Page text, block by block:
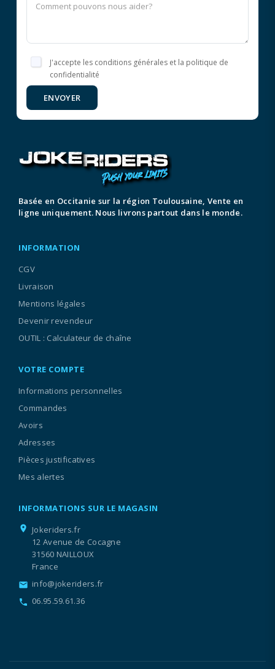
J'accepte les conditions générales et la politique de
confidentialité
ENVOYER
Basée en Occitanie sur la région Toulousaine, Vente en
ligne uniquement. Nous livrons partout dans le monde.
INFORMATION
CGV
Livraison
Mentions légales
Devenir revendeur
OUTIL : Calculateur de chaîne
VOTRE COMPTE
Informations personnelles
Commandes
Avoirs
Adresses
Pièces justificatives
Mes alertes
INFORMATIONS SUR LE MAGASIN
location_on
Jokeriders.fr
12 Avenue de Cocagne
31560 NAILLOUX
France
email info@jokeriders.fr
call 06.95.59.61.36